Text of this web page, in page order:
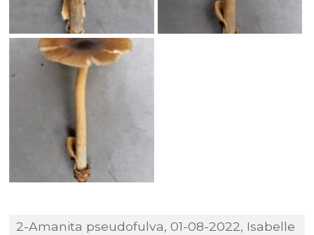
2-Amanita pseudofulva, 01-08-2022, Isabelle